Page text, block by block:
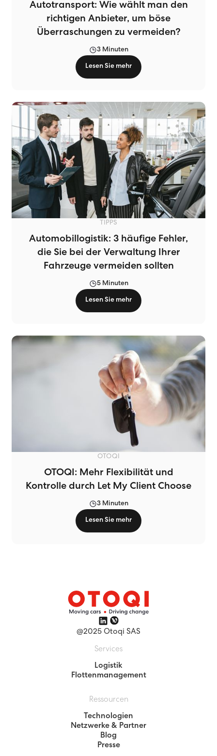
Autotransport: Wie wählt man den
richtigen Anbieter, um böse
Überraschungen zu vermeiden?
3 Minuten
Lesen Sie mehr
TIPPS
Automobillogistik: 3 häufige Fehler,
die Sie bei der Verwaltung Ihrer
Fahrzeuge vermeiden sollten
5 Minuten
Lesen Sie mehr
OTOQI
OTOQI: Mehr Flexibilität und
Kontrolle durch Let My Client Choose
3 Minuten
Lesen Sie mehr
@2025 Otoqi SAS
Services
Logistik
Flottenmanagement
Ressourcen
Technologien
Netzwerke & Partner
Blog
Presse